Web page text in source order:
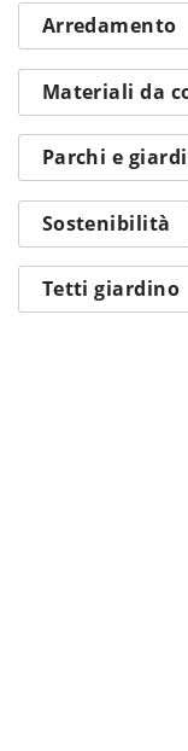
Arredamento
Materiali da
Parchi e
Sostenibilità
Tetti giardino